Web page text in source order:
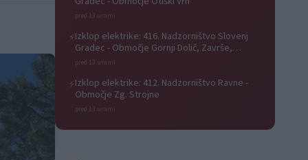
pred 13 urami
⚡Izklop elektrike: 416. Nadzorništvo Slovenj
Gradec - Območje Gornji Dolič, Završe,
Kozjak, Tolsti vrh pri Mislinji, Srednji Dolič,
pred 13 urami
⚡Izklop elektrike: 412. Nadzorništvo Ravne -
Območje Zg. Strojne
pred 13 urami